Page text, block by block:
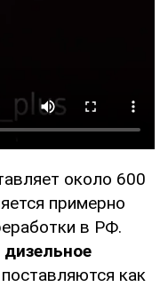
около 600
примерно
в РФ.
как